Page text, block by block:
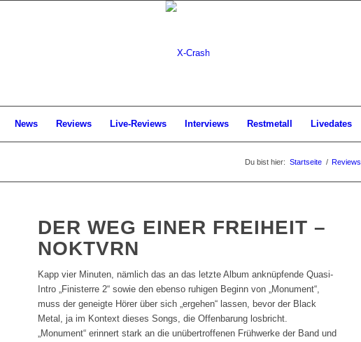
News Reviews Live-Reviews Interviews Restmetall Livedates
Du bist hier: Startseite / Reviews
DER WEG EINER FREIHEIT –
NOKTVRN
Kapp vier Minuten, nämlich das an das letzte Album anknüpfende Quasi-
Intro „Finisterre 2“ sowie den ebenso ruhigen Beginn von „Monument“,
muss der geneigte Hörer über sich „ergehen“ lassen, bevor der Black
Metal, ja im Kontext dieses Songs, die Offenbarung losbricht.
„Monument“ erinnert stark an die unübertroffenen Frühwerke der Band und